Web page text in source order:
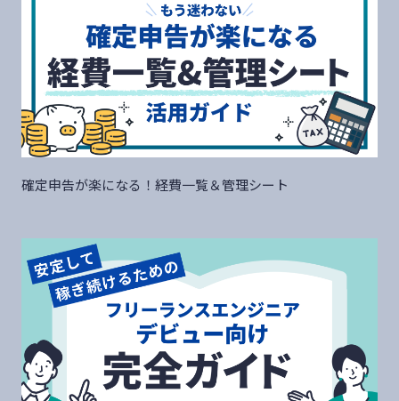
確定申告が楽になる！経費一覧＆管理シート